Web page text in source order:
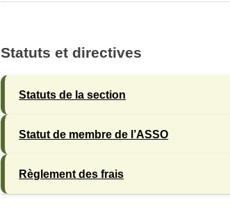
Statuts et directives
Statuts de la section
Statut de membre de l’ASSO
Règlement des frais